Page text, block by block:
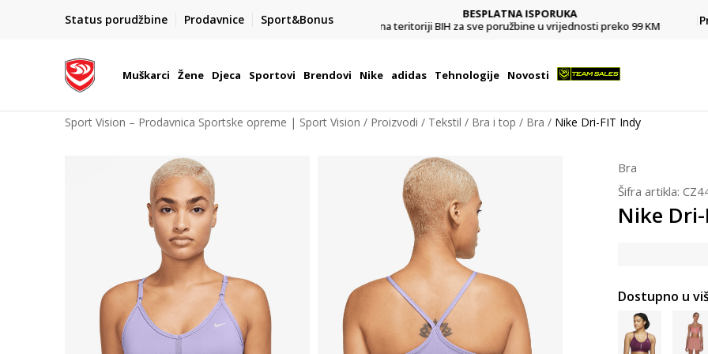
Status porudžbine Prodavnice Sport&Bonus
BESPLATNA ISPORUKA
na teritoriji BIH za sve poružbine u vrijednosti preko 99 KM
Platite karticom online i preuzmite u prodavnici po vašem
izboru
Muškarci Žene Djeca Sportovi Brendovi Nike adidas Tehnologije Novosti
Sport Vision – Prodavnica Sportske opreme | Sport Vision Proizvodi Tekstil Bra i top Bra Nike Dri-FIT Indy
Bra
Šifra artikla:
Nike
Dostupno u